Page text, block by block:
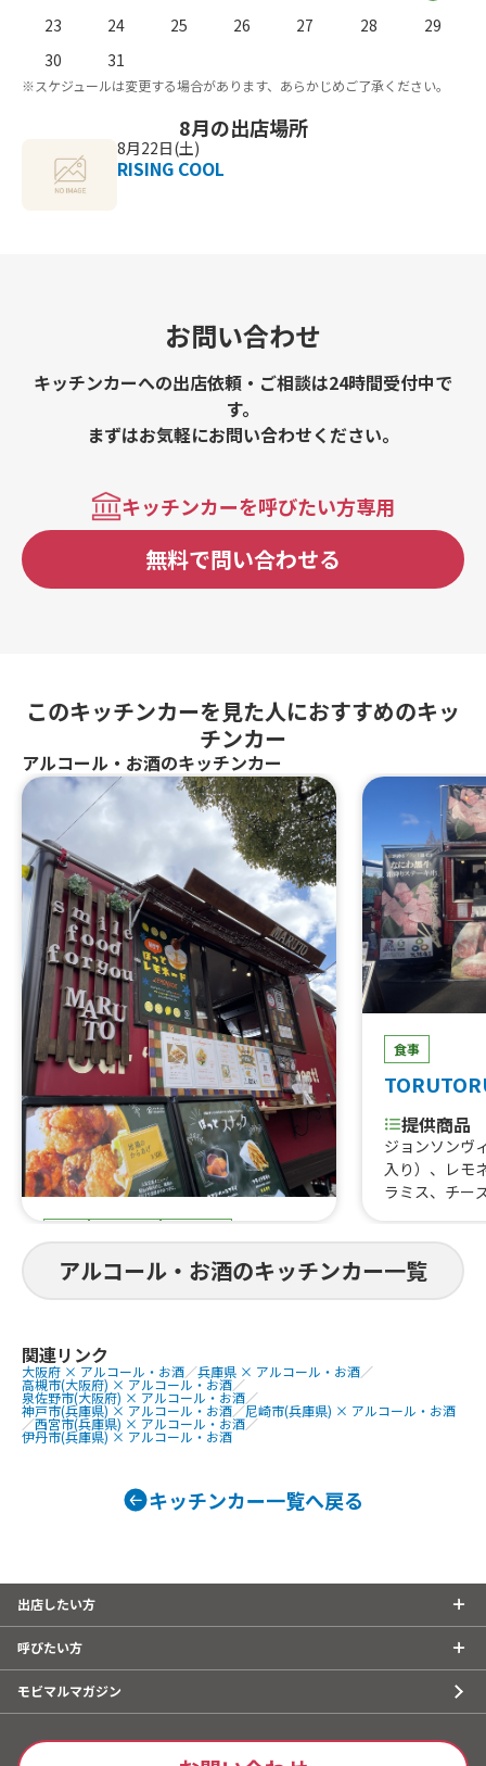
23
24 25 26 27 28
29
30
31
※スケジュールは変更する場合があります、あらかじめご了承ください。
8月の出店場所
8月22日(土)
RISING COOL
お問い合わせ
キッチンカーへの出店依頼・ご相談は24時間受付中で
す。
まずはお気軽にお問い合わせください。
キッチンカーを呼びたい方専用
無料で問い合わせる
このキッチンカーを見た人におすすめのキッ
チンカー
アルコール・お酒のキッチンカー
まると
提供商品
ール、ゆめかわひんやりスイーツ、豚
角煮丼、かき氷、ほっとスナック、か
す大根、ホットレモネード、唐揚げ、le
monade、つくねフリット、つくねカ
レー、つくねライス
食事
提供商品
ジョンソンヴ
入り）、レモ
ラミス、チー
すじ煮込み、
重、はらみ
牛タン串、
にわ黒牛ステ
0個、チュロ
アルコール・お酒のキッチンカー一覧
関連リンク
大阪府 × アルコール・お酒／兵庫県 × アルコール・お酒／
高槻市(大阪府) × アルコール・お酒／
泉佐野市(大阪府) × アルコール・お酒／
神戸市(兵庫県) × アルコール・お酒／尼崎市(兵庫県) × アルコール・お酒
／西宮市(兵庫県) × アルコール・お酒／
伊丹市(兵庫県) × アルコール・お酒
キッチンカー一覧へ戻る
出店したい方
呼びたい方
モビマルマガジン